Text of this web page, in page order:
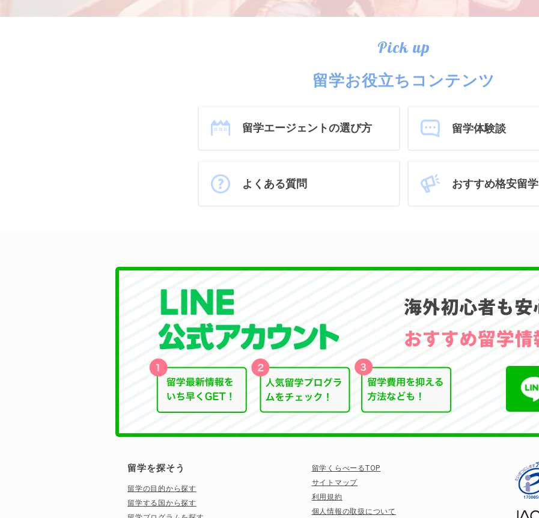
Pick up
留学お役立ちコンテンツ
留学エージェントの選び方 留学体験談
よくある質問 おすすめ格安留学
留学を探そう
留学の目的から探す
留学する国から探す
留学くらべーるTOP
サイトマップ
利用規約
個人情報の取扱について